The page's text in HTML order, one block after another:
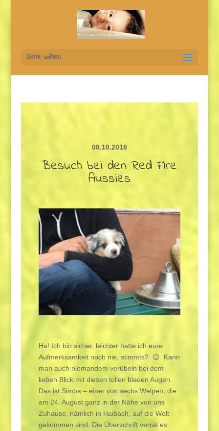
Seite wählen
08.10.2018
Besuch bei den Red Fire
Aussies
Ha! Ich bin sicher, leichter hatte ich eure
Aufmerksamkeit noch nie, stimmts? 😉 Kann
man auch niemandem verübeln bei dem
lieben Blick mit diesen tollen blauen Augen.
Das ist Simba – einer von sechs Welpen, die
am 24. August ganz in der Nähe von uns
Zuhause, nämlich in Haibach, auf die Welt
gekommen sind. Die Überschrift verrät es